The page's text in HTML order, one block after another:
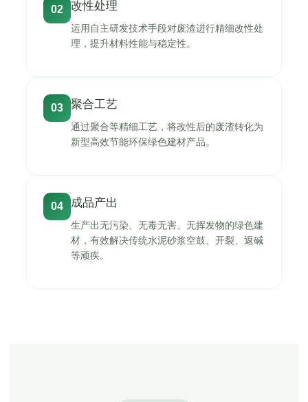
02 改性处理
运用自主研发技术手段对废渣进行精细改性处
理，提升材料性能与稳定性。
03 聚合工艺
通过聚合等精细工艺，将改性后的废渣转化为
新型高效节能环保绿色建材产品。
04 成品产出
生产出无污染、无毒无害、无挥发物的绿色建
材，有效解决传统水泥砂浆空鼓、开裂、返碱
等顽疾。